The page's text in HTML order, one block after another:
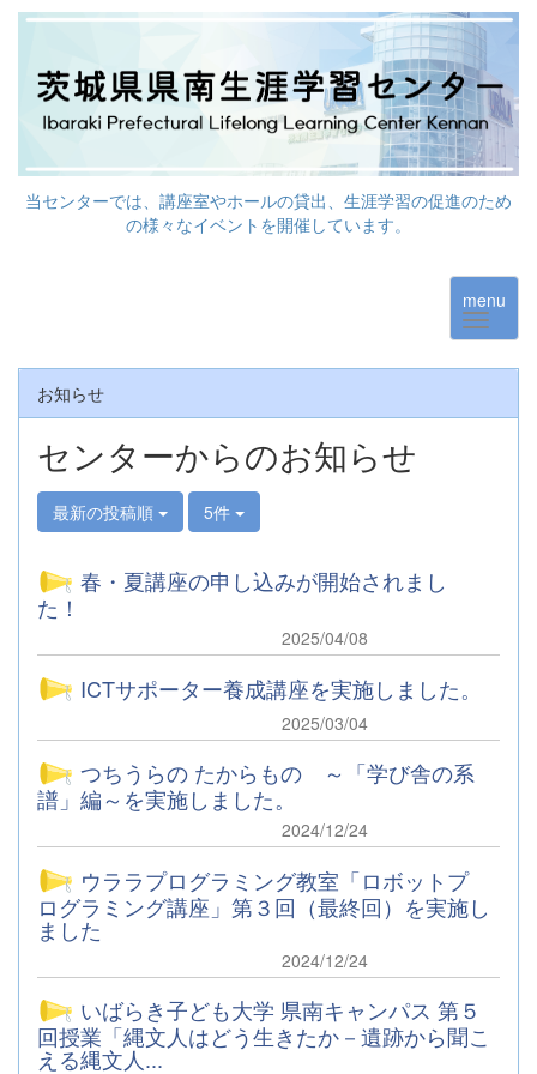
当センターでは、講座室やホールの貸出、生涯学習の促進のため
の様々なイベントを開催しています。
menu
お知らせ
センターからのお知らせ
最新の投稿順 5件
春・夏講座の申し込みが開始されまし
た！
2025/04/08
ICTサポーター養成講座を実施しました。
2025/03/04
つちうらの たからもの ～「学び舎の系
譜」編～を実施しました。
2024/12/24
ウララプログラミング教室「ロボットプ
ログラミング講座」第３回（最終回）を実施し
ました
2024/12/24
いばらき子ども大学 県南キャンパス 第５
回授業「縄文人はどう生きたか－遺跡から聞こ
える縄文人...